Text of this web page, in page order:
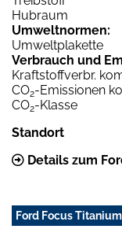
Hubraum
Umweltnormen:
Umweltplakette
Verbrauch und
Kraftstoffverbr.
CO2-Emissionen
CO2-Klasse
Standort
Details zum
Ford Focus